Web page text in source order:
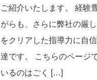
ご紹介いたします。 経験
がらも、さらに弊社の厳
をクリアした指導力に自
達です。 こちらのページ
いるのはごく […]